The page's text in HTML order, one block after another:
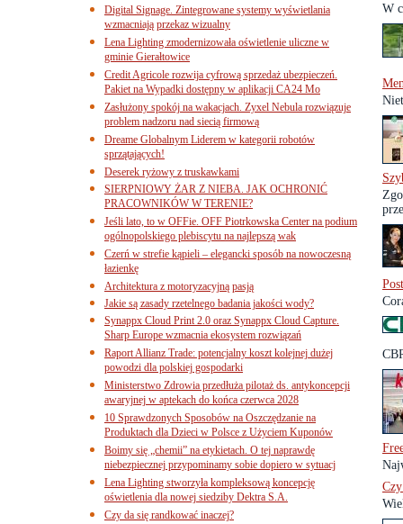
W
Digital Signage. Zintegrowane systemy wyświetlania
wzmacniają przekaz wizualny
Lena Lighting zmodernizowała oświetlenie uliczne w
gminie Gierałtowice
Credit Agricole rozwija cyfrową sprzedaż ubezpieczeń.
Pakiet na Wypadki dostępny w aplikacji CA24 Mo
Zasłużony spokój na wakacjach. Zyxel Nebula rozwiązuje
problem nadzoru nad siecią firmową
Dreame Globalnym Liderem w kategorii robotów
sprzątających!
Deserek ryżowy z truskawkami
SIERPNIOWY ŻAR Z NIEBA. JAK OCHRONIĆ
PRACOWNIKÓW W TERENIE?
Jeśli lato, to w OFFie. OFF Piotrkowska Center na podium
ogólnopolskiego plebiscytu na najlepszą wak
Czerń w strefie kąpieli – elegancki sposób na nowoczesną
łazienkę
Architektura z motoryzacyjną pasją
Jakie są zasady rzetelnego badania jakości wody?
Synappx Cloud Print 2.0 oraz Synappx Cloud Capture.
Sharp Europe wzmacnia ekosystem rozwiązań
Raport Allianz Trade: potencjalny koszt kolejnej dużej
powodzi dla polskiej gospodarki
Ministerstwo Zdrowia przedłuża pilotaż ds. antykoncepcji
awaryjnej w aptekach do końca czerwca 2028
10 Sprawdzonych Sposobów na Oszczędzanie na
Produktach dla Dzieci w Polsce z Użyciem Kuponów
Boimy się „chemii” na etykietach. O tej naprawdę
niebezpiecznej przypominamy sobie dopiero w sytuacj
Lena Lighting stworzyła kompleksową koncepcję
oświetlenia dla nowej siedziby Dektra S.A.
Czy da się randkować inaczej?